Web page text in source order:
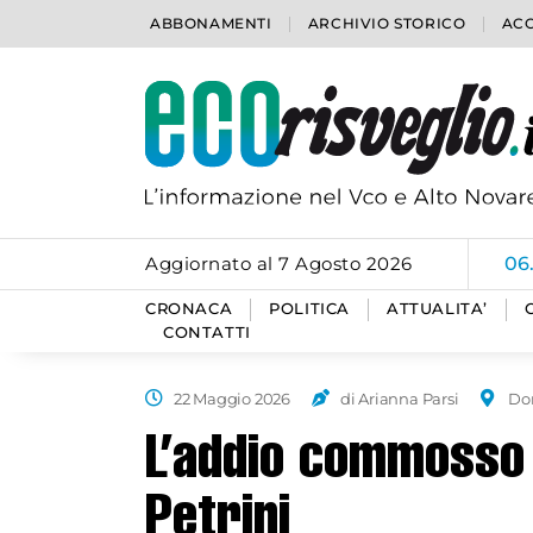
ABBONAMENTI ARCHIVIO STORICO
Aggiornato al 7 Agosto 2026
CRONACA POLITICA ATTUALITA’
CONTATTI
22 Maggio 2026 di Arianna Parsi
L’addio